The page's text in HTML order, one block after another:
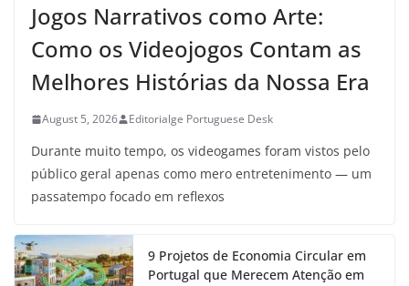
Jogos Narrativos como Arte:
Como os Videojogos Contam as
Melhores Histórias da Nossa Era
August 5, 2026 Editorialge Portuguese Desk
Durante muito tempo, os videogames foram vistos pelo
público geral apenas como mero entretenimento — um
passatempo focado em reflexos
9 Projetos de Economia Circular em
Portugal que Merecem Atenção em